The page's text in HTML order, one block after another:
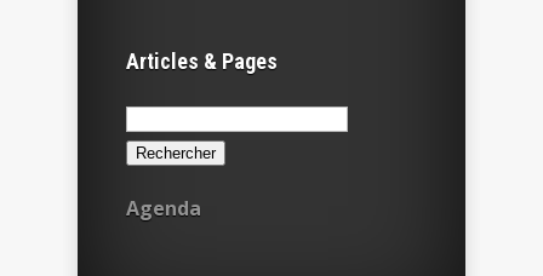
Articles & Pages
Rechercher :
Agenda